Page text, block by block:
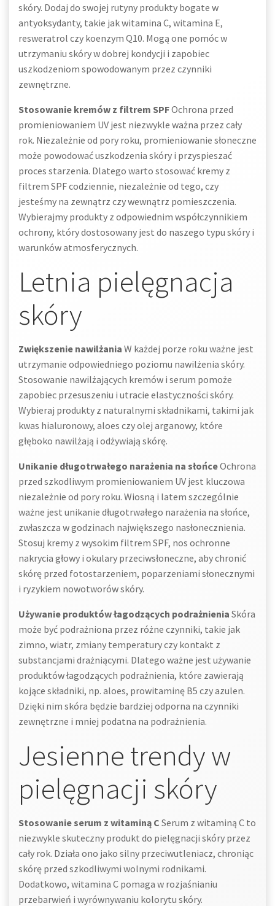
skóry. Dodaj do swojej rutyny produkty bogate w
antyoksydanty, takie jak witamina C, witamina E,
resweratrol czy koenzym Q10. Mogą one pomóc w
utrzymaniu skóry w dobrej kondycji i zapobiec
uszkodzeniom spowodowanym przez czynniki
zewnętrzne.
Stosowanie kremów z filtrem SPFOchrona przed
promieniowaniem UV jest niezwykle ważna przez cały
rok. Niezależnie od pory roku, promieniowanie słoneczne
może powodować uszkodzenia skóry i przyspieszać
proces starzenia. Dlatego warto stosować kremy z
filtrem SPF codziennie, niezależnie od tego, czy
jesteśmy na zewnątrz czy wewnątrz pomieszczenia.
Wybierajmy produkty z odpowiednim współczynnikiem
ochrony, który dostosowany jest do naszego typu skóry i
warunków atmosferycznych.
Letnia pielęgnacja
skóry
Zwiększenie nawilżania W każdej porze roku ważne jest
utrzymanie odpowiedniego poziomu nawilżenia skóry.
Stosowanie nawilżających kremów i serum pomoże
zapobiec przesuszeniu i utracie elastyczności skóry.
Wybieraj produkty z naturalnymi składnikami, takimi jak
kwas hialuronowy, aloes czy olej arganowy, które
głęboko nawilżają i odżywiają skórę.
Unikanie długotrwałego narażenia na słońceOchrona
przed szkodliwym promieniowaniem UV jest kluczowa
niezależnie od pory roku. Wiosną i latem szczególnie
ważne jest unikanie długotrwałego narażenia na słońce,
zwłaszcza w godzinach największego nasłonecznienia.
Stosuj kremy z wysokim filtrem SPF, nos ochronne
nakrycia głowy i okulary przeciwsłoneczne, aby chronić
skórę przed fotostarzeniem, poparzeniami słonecznymi
i ryzykiem nowotworów skóry.
Używanie produktów łagodzących podrażnienia Skóra
może być podrażniona przez różne czynniki, takie jak
zimno, wiatr, zmiany temperatury czy kontakt z
substancjami drażniącymi. Dlatego ważne jest używanie
produktów łagodzących podrażnienia, które zawierają
kojące składniki, np. aloes, prowitaminę B5 czy azulen.
Dzięki nim skóra będzie bardziej odporna na czynniki
zewnętrzne i mniej podatna na podrażnienia.
Jesienne trendy w
pielęgnacji skóry
Stosowanie serum z witaminą C Serum z witaminą C to
niezwykle skuteczny produkt do pielęgnacji skóry przez
cały rok. Działa ono jako silny przeciwutleniacz, chroniąc
skórę przed szkodliwymi wolnymi rodnikami.
Dodatkowo, witamina C pomaga w rozjaśnianiu
przebarwień i wyrównywaniu kolorytu skóry.